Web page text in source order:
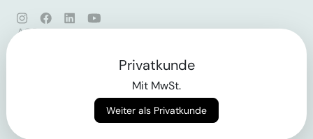
AGB
Privatkunde
Mit MwSt.
Weiter als Privatkunde